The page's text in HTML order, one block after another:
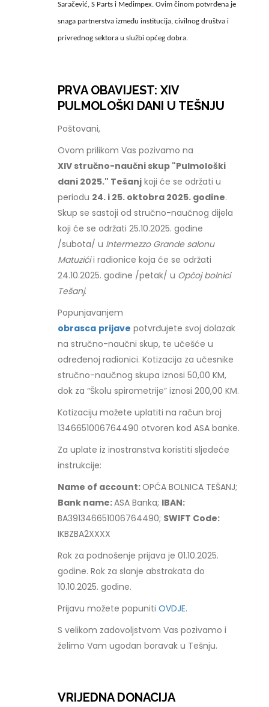
Saračević, S Parts i Medimpex. Ovim činom potvrđena je
snaga partnerstva između institucija, civilnog društva i
privrednog sektora u službi općeg dobra.
PRVA OBAVIJEST: XIV
PULMOLOŠKI DANI U TEŠNJU
Poštovani,
Ovom prilikom Vas pozivamo na
XIV stručno-naučni skup "Pulmološki
dani 2025." Tešanj koji će se održati u
periodu 24. i 25. oktobra 2025. godine.
Skup se sastoji od stručno-naučnog dijela
koji će se održati 25.10.2025. godine
/subota/ u Intermezzo Grande salonu
Matuzićii radionice koja će se održati
24.10.2025. godine /petak/ u Općoj bolnici
Tešanj.
Popunjavanjem
obrasca prijave potvrđujete svoj dolazak
na stručno-naučni skup, te učešće u
određenoj radionici. Kotizacija za učesnike
stručno-naučnog skupa iznosi 50,00 KM,
dok za “Školu spirometrije” iznosi 200,00 KM.
Kotizaciju možete uplatiti na račun broj
1346651006764490 otvoren kod ASA banke.
Za uplate iz inostranstva koristiti sljedeće
instrukcije:
Name of account:OPĆA BOLNICA TEŠANJ;
Bank name:ASA Banka; IBAN:
BA391346651006764490; SWIFT Code:
IKBZBA2XXXX
Rok za podnošenje prijava je 01.10.2025.
godine. Rok za slanje abstrakata do
10.10.2025. godine.
Prijavu možete popunitiOVDJE.
S velikom zadovoljstvom Vas pozivamo i
želimo Vam ugodan boravak u Tešnju.
VRIJEDNA DONACIJA